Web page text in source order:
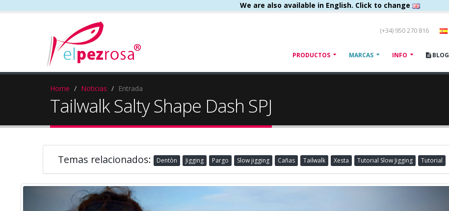
We are also available in English. Click to change
(+34) 950 270 816
PRODUCTOS MARCAS INFO BLOG
Home Noticias Entrada
Tailwalk Salty Shape Dash SPJ
Temas relacionados: Dentòn Jigging Pargo Slow jigging Cañas Tailwalk Xesta Tutorial Slow Jigging Tutorial